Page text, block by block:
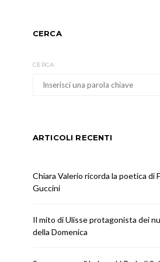
CERCA
CERCA:
ARTICOLI RECENTI
Chiara Valerio ricorda la poetica di
Guccini
Il mito di Ulisse protagonista dei
della Domenica